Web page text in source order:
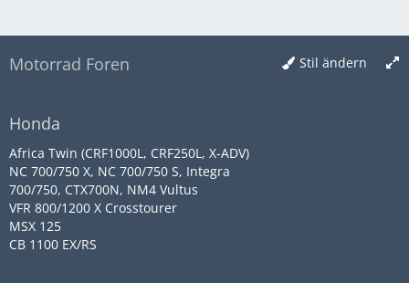
Stil ändern
Motorrad Foren
Honda
Africa Twin (CRF1000L, CRF250L, X-ADV)
NC 700/750 X, NC 700/750 S, Integra
700/750, CTX700N, NM4 Vultus
VFR 800/1200 X Crosstourer
MSX 125
CB 1100 EX/RS